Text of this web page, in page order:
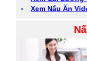
Xem Nấu Ăn